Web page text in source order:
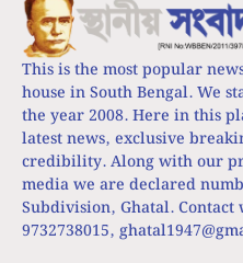
This is the most popular
house in South Bengal. We
the year 2008. Here in this
latest news, exclusive
credibility. Along with our
media we are declared
Subdivision, Ghatal. Contact
9732738015,